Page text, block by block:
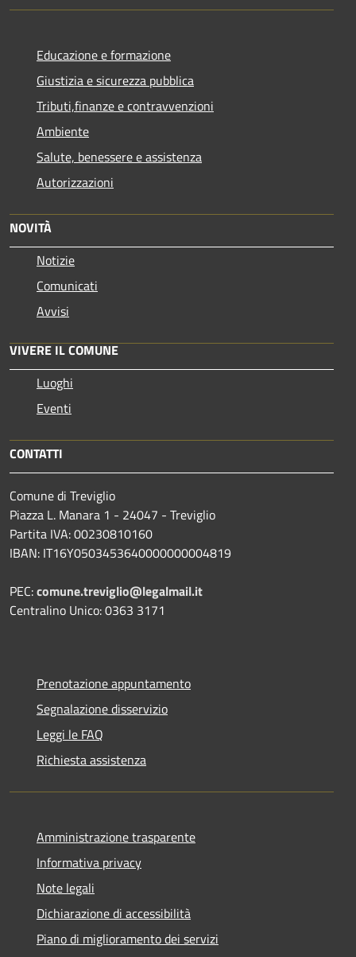
Educazione e formazione
Giustizia e sicurezza pubblica
Tributi,finanze e contravvenzioni
Ambiente
Salute, benessere e assistenza
Autorizzazioni
NOVITÀ
Notizie
Comunicati
Avvisi
VIVERE IL COMUNE
Luoghi
Eventi
CONTATTI
Comune di Treviglio
Piazza L. Manara 1 - 24047 - Treviglio
Partita IVA: 00230810160
IBAN: IT16Y0503453640000000004819
PEC:comune.treviglio@legalmail.it
Centralino Unico: 0363 3171
Prenotazione appuntamento
Segnalazione disservizio
Leggi le FAQ
Richiesta assistenza
Amministrazione trasparente
Informativa privacy
Note legali
Dichiarazione di accessibilità
Piano di miglioramento dei servizi